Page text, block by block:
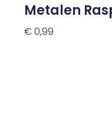
Metalen
€0,99